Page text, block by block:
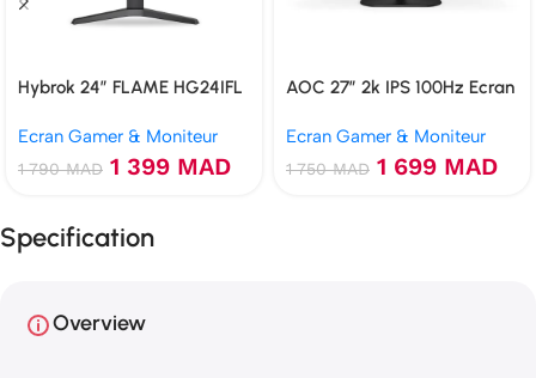
Hybrok 24″ FLAME HG24IFL
Ecran Gamer & Moniteur
1 790MAD 1 399 MAD
AOC 27″ 2k IPS 100Hz Ecran
Ecran Gamer & Moniteur
1 750MAD 1 699 MAD
Specification
Overview